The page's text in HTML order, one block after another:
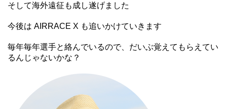
そして海外遠征も成し遂げました
今後は AIRRACE X も追いかけていきます
毎年毎年選手と絡んでいるので、だいぶ覚えてもらえてい
るんじゃないかな？